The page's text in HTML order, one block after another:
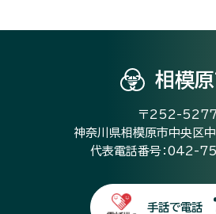
相模
〒252-5277
神奈川県相模原市中央区
代表電話番号：042-
手話で電話